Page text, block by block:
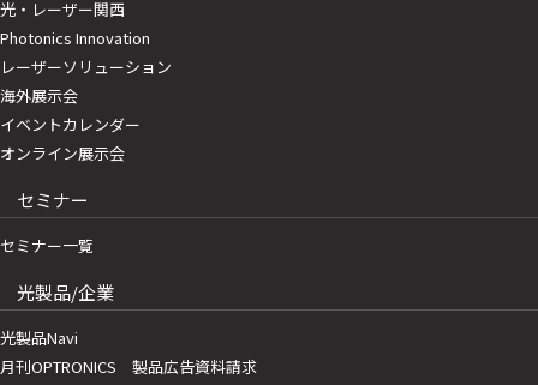
光・レーザー関西
Photonics Innovation
レーザーソリューション
海外展示会
イベントカレンダー
オンライン展示会
セミナー
セミナー一覧
光製品/企業
光製品Navi
月刊OPTRONICS 製品広告資料請求